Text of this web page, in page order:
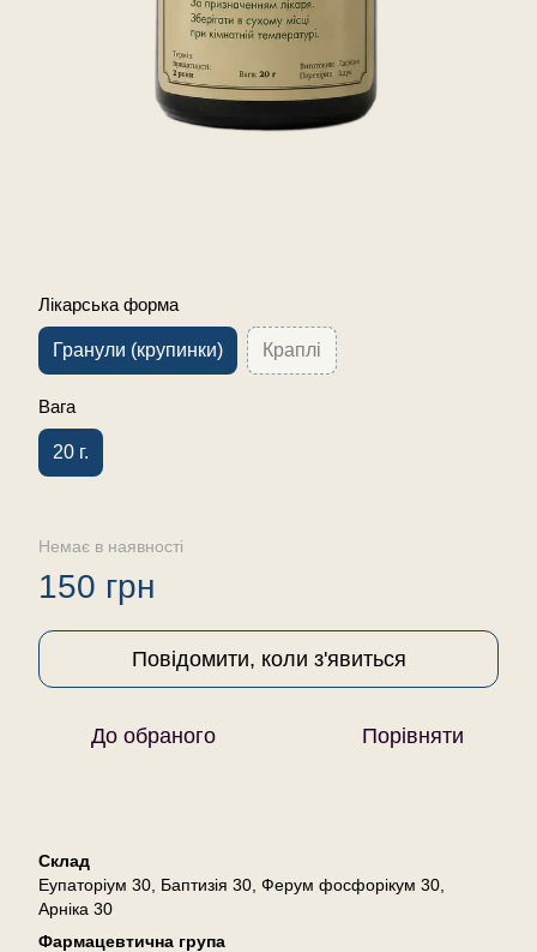
Лікарська форма
Гранули (крупинки) Краплі
Вага
20 г.
Немає в наявності
150 грн
Повідомити, коли з'явиться
До обраного Порівняти
Склад
Еупаторіум 30, Баптизія 30, Ферум фосфорікум 30,
Арніка 30
Фармацевтична група